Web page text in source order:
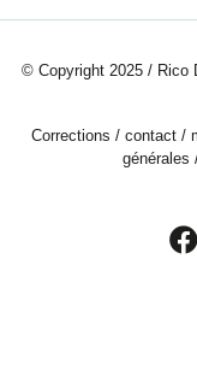
© Copyright 2025 / Rico
Corrections / contact /
générales